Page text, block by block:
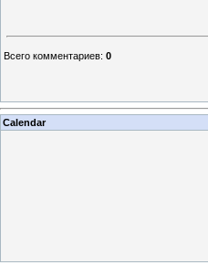
Всего комментариев: 0
Calendar